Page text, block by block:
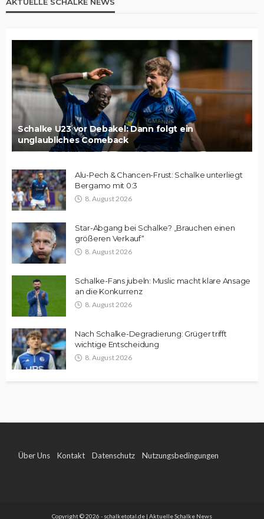
Schalke U23 vor Debakel: Dann folgt ein
unglaubliches Comeback
Alu-Pech & Chancen-Frust: Schalke unterliegt
Bergamo mit 0:3
8. August 2026
Star-Abgang bei Schalke? „Brauchen einen
größeren Verkauf“
8. August 2026
Schalke-Fans jubeln: Muslic macht klare Ansage
an die Konkurrenz
8. August 2026
Nach Schalke-Degradierung: Grüger trifft
wichtige Entscheidung
8. August 2026
Über Uns Kontakt Datenschutz Nutzungsbedingungen
Copyright © 2026 - schalketotal.de | Aktuelle Schalke News